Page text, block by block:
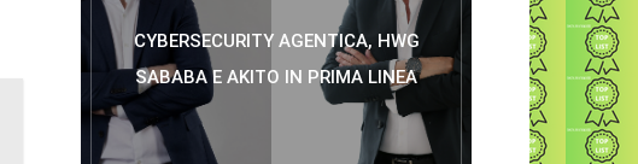
CYBERSECURITY AGENTICA, HWG
SABABA E AKITO IN PRIMA LINEA